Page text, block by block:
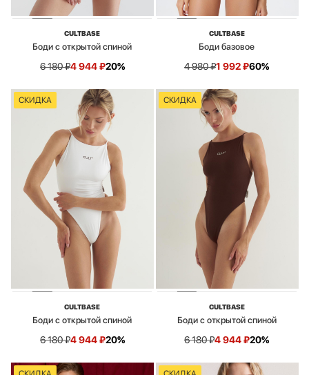
CULTBASE
Боди с открытой спиной
6 180₽4 944₽20%
CULTBASE
Боди базовое
4 980₽1 992₽60%
СКИДКА
CULTBASE
Боди с открытой спиной
6 180₽4 944₽20%
СКИДКА
CULTBASE
Боди с открытой спиной
6 180₽4 944₽20%